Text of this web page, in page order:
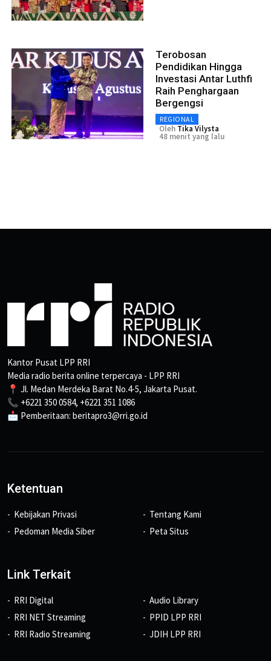
Terobosan
Pendidikan Hingga
Investasi Antar Luthfi
Raih Penghargaan
Bergengsi
REGIONAL
Oleh Tika Vilysta
48 menit yang lalu
Kantor Pusat LPP RRI
Media radio berita online terpercaya - LPP RRI
📍 Jl. Medan Merdeka Barat No.4-5, Jakarta Pusat.
📞 +6221 350 0584, +6221 351 1086
📩 Pemberitaan: beritapro3@rri.go.id
Ketentuan
Kebijakan Privasi
Pedoman Media Siber
Tentang Kami
Peta Situs
Link Terkait
RRI Digital
RRI NET Streaming
RRI Radio Streaming
Audio Library
PPID LPP RRI
JDIH LPP RRI